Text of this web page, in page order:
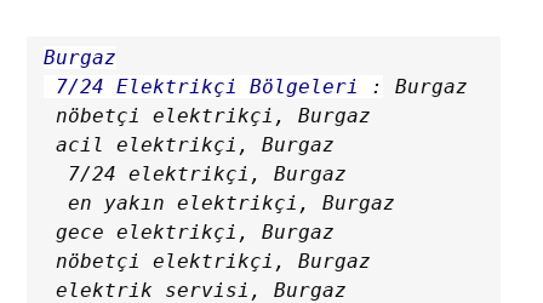
Burgaz
7/24 Elektrikçi Bölgeleri
:
Burgaz
acil elektrikçi, Burgaz
7/24 elektrikçi, Burgaz
en yakın elektrikçi, Burgaz
gece elektrikçi, Burgaz
elektrik servisi, Burgaz